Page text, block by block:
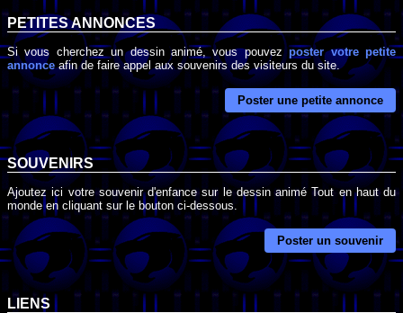
PETITES ANNONCES
Si vous cherchez un dessin animé, vous pouvezposter votre petite
annonceafin de faire appel aux souvenirs des visiteurs du site.
Poster une petite annonce
SOUVENIRS
Ajoutez ici votre souvenir d'enfance sur le dessin animé Tout en haut du
monde en cliquant sur le bouton ci-dessous.
Poster un souvenir
LIENS